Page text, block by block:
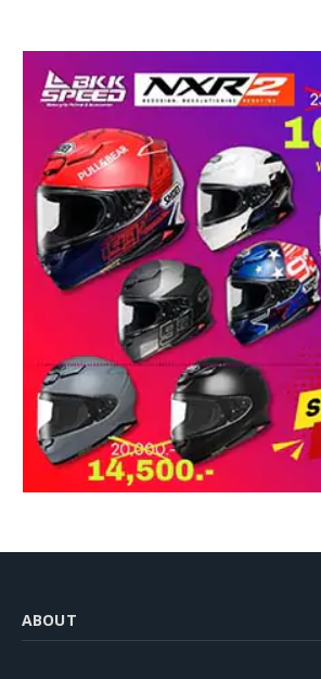
ABOUT